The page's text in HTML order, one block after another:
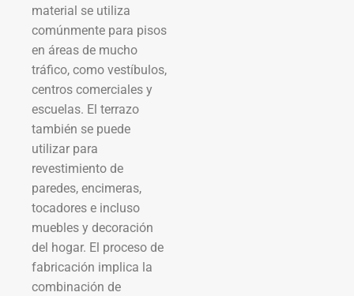
material se utiliza
comúnmente para pisos
en áreas de mucho
tráfico, como vestíbulos,
centros comerciales y
escuelas. El terrazo
también se puede
utilizar para
revestimiento de
paredes, encimeras,
tocadores e incluso
muebles y decoración
del hogar. El proceso de
fabricación implica la
combinación de